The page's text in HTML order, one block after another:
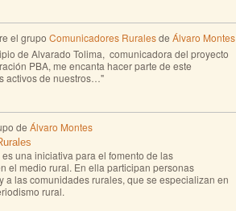
el grupo Comunicadores Ruralesde Álvaro Montes
de Alvarado Tolima, comunicadora del proyecto
PBA, me encanta hacer parte de este
activos de nuestros…"
de Álvaro Montes
una iniciativa para el fomento de las
el medio rural. En ella participan personas
a las comunidades rurales, que se especializan en
rural.